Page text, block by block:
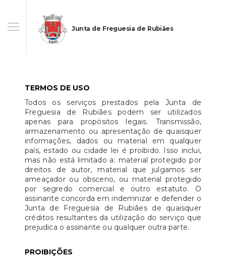
Junta de Freguesia de Rubiães
TERMOS DE USO
Todos os serviços prestados pela Junta de
Freguesia de Rubiães podem ser utilizados
apenas para propósitos legais. Transmissão,
armazenamento ou apresentação de quaisquer
informações, dados ou material em qualquer
país, estado ou cidade lei é proibido. Isso inclui,
mas não está limitado a: material protegido por
direitos de autor, material que julgamos ser
ameaçador ou obsceno, ou material protegido
por segredo comercial e outro estatuto. O
assinante concorda em indemnizar e defender o
Junta de Freguesia de Rubiães de quaisquer
créditos resultantes da utilização do serviço que
prejudica o assinante ou qualquer outra parte.
PROIBIÇÕES